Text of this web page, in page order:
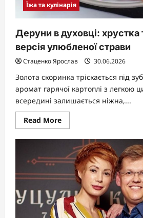
Їжа та кулінарія
Деруни в духовці: хрустка
версія улюбленої страви
Стаценко Ярослав 30.06.2026
Золота скоринка тріскається під
аромат гарячої картоплі з легкою
всередині залишається ніжна,...
Read MoreRead
more
Деруни
духовці:
хрустка
корисна
версія
улюбленої
страви